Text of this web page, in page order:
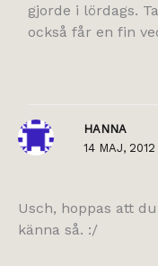
gjorde i lördags.
också får en fin
HANNA
14 MAJ,
Usch, hoppas att
känna så. :/